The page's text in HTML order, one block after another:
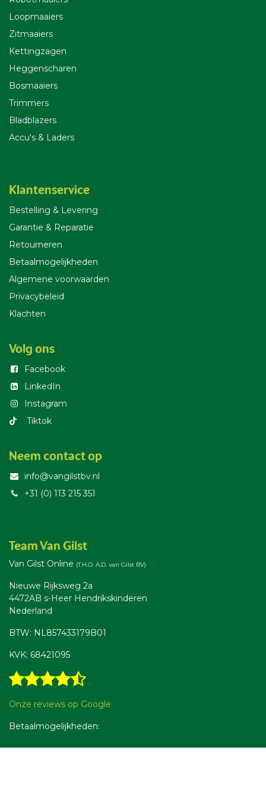
Loopmaaiers
Zitmaaiers
Kettingzagen
Heggenscharen
Bosmaaiers
Trimmers
Bladblazers
Accu's & Laders
Klantenservice
Bestelling & Levering
Garantie & Reparatie
Retourneren
Betaalmogelijkheden
Algemene voorwaarden
Privacybeleid
Klachten
Volg ons
Facebook
LinkedIn
Instagram
T​iktok
Neem contact op
info@vangilstbv.nl
+31 (0) 113 215 351
Team Van Gilst
Van Gilst Online (T.H.O. A.D. van Gilst BV)
Nieuwe Rijksweg 2a
4472AB s-Heer Hendrikskinderen
Nederland
BTW: NL857433179B01
KVK: 68421095
Onze reviews op Google
Betaalmogelijkheden: